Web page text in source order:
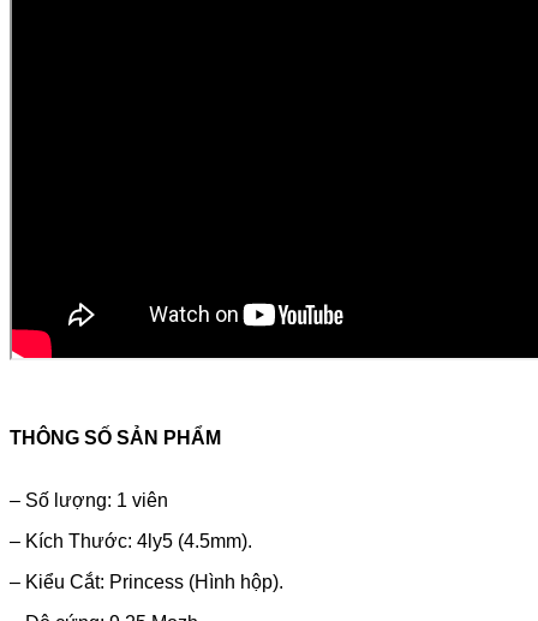
THÔNG SỐ SẢN PHẨM
– Số lượng: 1 viên
– Kích Thước: 4ly5 (4.5mm).
– Kiểu Cắt: Princess (Hình hộp).